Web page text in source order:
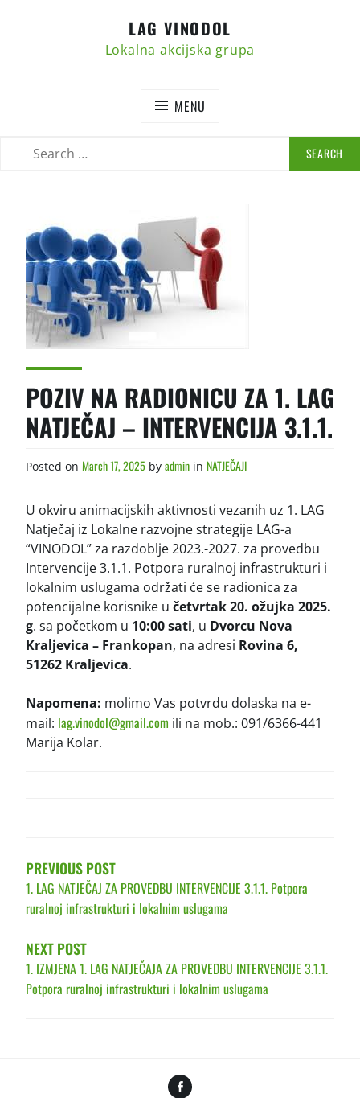
LAG VINODOL
Lokalna akcijska grupa
MENU
POZIV NA RADIONICU ZA 1. LAG
NATJEČAJ – INTERVENCIJA 3.1.1.
Posted on March 17, 2025 by admin in NATJEČAJI
U okviru animacijskih aktivnosti vezanih uz 1. LAG
Natječaj iz Lokalne razvojne strategije LAG-a
“VINODOL” za razdoblje 2023.-2027. za provedbu
Intervencije 3.1.1. Potpora ruralnoj infrastrukturi i
lokalnim uslugama održati će se radionica za
potencijalne korisnike u četvrtak20. ožujka 2025.
g. sa početkom u 10:00 sati, u Dvorcu Nova
Kraljevica – Frankopan, na adresi Rovina 6,
51262 Kraljevica.
Napomena: molimo Vas potvrdu dolaska na e-
mail: lag.vinodol@gmail.com ili na mob.: 091/6366-441
Marija Kolar.
PREVIOUS POST
1. LAG NATJEČAJ ZA PROVEDBU INTERVENCIJE 3.1.1. Potpora
ruralnoj infrastrukturi i lokalnim uslugama
NEXT POST
1. IZMJENA 1. LAG NATJEČAJA ZA PROVEDBU INTERVENCIJE 3.1.1.
Potpora ruralnoj infrastrukturi i lokalnim uslugama